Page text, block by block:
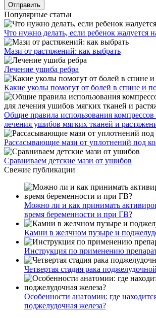
Популярные статьи
Что нужно делать, если ребенок жалуется
Мази от растяжений: как выбрать
Лечение ушиба ребра
Какие уколы помогут от болей в спине и
Общие правила использования
лечения ушибов мягких тканей и
Рассасывающие мази от уплотнений под
Сравниваем детские мази от ушибов
Свежие публикации
Можно ли и как принимать
время беременности и при ГВ?
Камни в желчном пузыре и
Инструкция по применению
Четвертая стадия рака
Особенности анатомии: где
поджелудочная железа?